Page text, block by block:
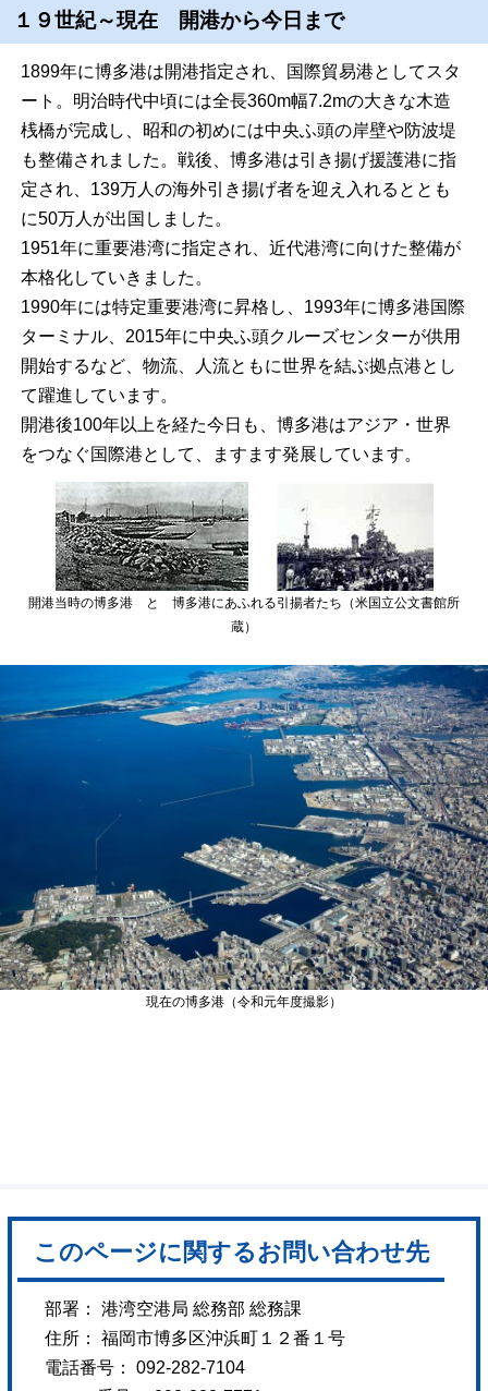
１９世紀～現在 開港から今日まで
1899年に博多港は開港指定され、国際貿易港としてスタ
ート。明治時代中頃には全長360m幅7.2mの大きな木造
桟橋が完成し、昭和の初めには中央ふ頭の岸壁や防波堤
も整備されました。戦後、博多港は引き揚げ援護港に指
定され、139万人の海外引き揚げ者を迎え入れるととも
に50万人が出国しました。
1951年に重要港湾に指定され、近代港湾に向けた整備が
本格化していきました。
1990年には特定重要港湾に昇格し、1993年に博多港国際
ターミナル、2015年に中央ふ頭クルーズセンターが供用
開始するなど、物流、人流ともに世界を結ぶ拠点港とし
て躍進しています。
開港後100年以上を経た今日も、博多港はアジア・世界
をつなぐ国際港として、ますます発展しています。
開港当時の博多港 と 博多港にあふれる引揚者たち（米国立公文書館所
蔵）
現在の博多港（令和元年度撮影）
このページに関するお問い合わせ先
部署： 港湾空港局 総務部 総務課
住所： 福岡市博多区沖浜町１２番１号
電話番号： 092-282-7104